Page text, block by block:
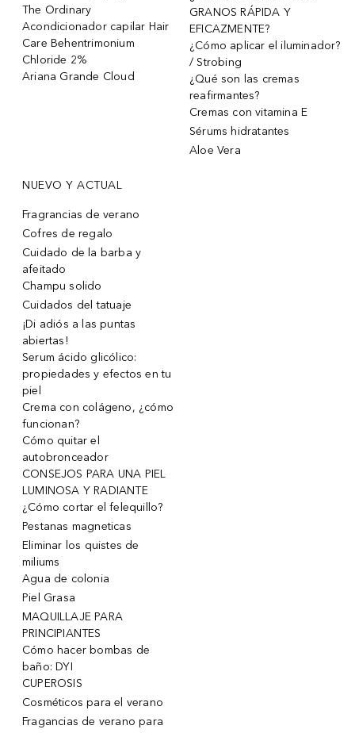
The Ordinary
Acondicionador capilar Hair
Care Behentrimonium
Chloride 2%
Ariana Grande Cloud
GRANOS RÁPIDA Y
EFICAZMENTE?
¿Cómo aplicar el iluminador?
/ Strobing
¿Qué son las cremas
reafirmantes?
Cremas con vitamina E
Sérums hidratantes
Aloe Vera
NUEVO Y ACTUAL
Fragrancias de verano
Cofres de regalo
Cuidado de la barba y
afeitado
Champu solido
Cuidados del tatuaje
¡Di adiós a las puntas
abiertas!
Serum ácido glicólico:
propiedades y efectos en tu
piel
Crema con colágeno, ¿cómo
funcionan?
Cómo quitar el
autobronceador
CONSEJOS PARA UNA PIEL
LUMINOSA Y RADIANTE
¿Cómo cortar el felequillo?
Pestanas magneticas
Eliminar los quistes de
miliums
Agua de colonia
Piel Grasa
MAQUILLAJE PARA
PRINCIPIANTES
Cómo hacer bombas de
baño: DYI
CUPEROSIS
Cosméticos para el verano
Fragancias de verano para